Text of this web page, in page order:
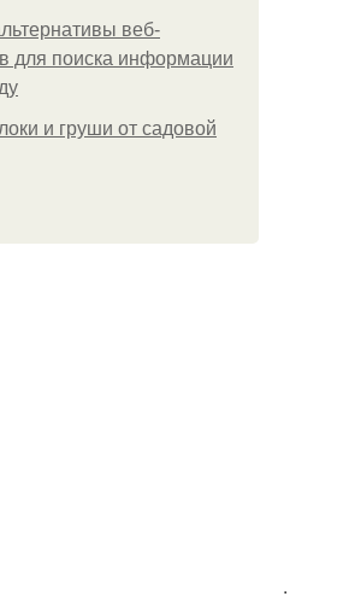
веб-
для поиска информации
и груши от садовой
.